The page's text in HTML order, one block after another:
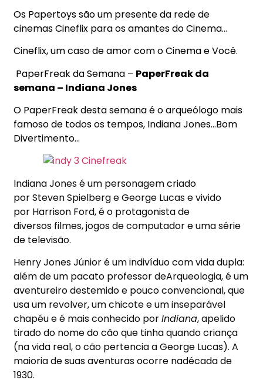
Os Papertoys são um presente da rede de
cinemas Cineflix para os amantes do Cinema…
Cineflix, um caso de amor com o Cinema e Você.
PaperFreak da Semana – PaperFreak da
semana – Indiana Jones
O PaperFreak desta semana é o arqueólogo mais
famoso de todos os tempos, Indiana Jones…Bom
Divertimento…
Indiana Jones é um personagem criado
por Steven Spielberg e George Lucas e vivido
por Harrison Ford, é o protagonista de
diversos filmes, jogos de computador e uma série
de televisão.
Henry Jones Júnior é um indivíduo com vida dupla:
além de um pacato professor deArqueologia, é um
aventureiro destemido e pouco convencional, que
usa um revolver, um chicote e um inseparável
chapéu e é mais conhecido porIndiana, apelido
tirado do nome do cão que tinha quando criança
(na vida real, o cão pertencia a George Lucas). A
maioria de suas aventuras ocorre nadécada de
1930.